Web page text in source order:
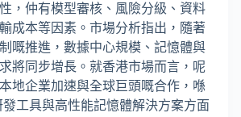
，仲有模型審核、風險分級、資料
成本等因素。市場分析指出，隨著
嘅推進，數據中心規模、記憶體與
將同步增長。就香港市場而言，呢
地企業加速與全球巨頭嘅合作，喺
工具與高性能記憶體解決方案方面